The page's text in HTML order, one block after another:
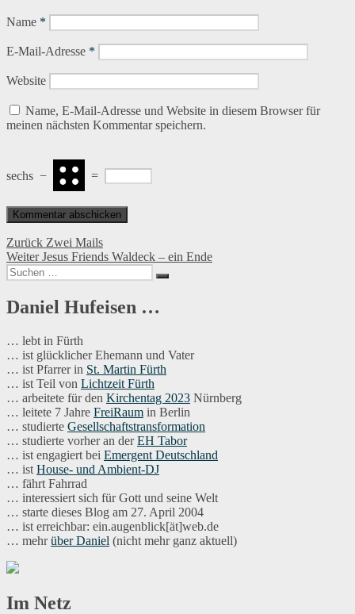
Name *
E-Mail-Adresse *
Website
Name, E-Mail-Adresse und Website in diesem Browser für
meinen nächsten Kommentar speichern.
sechs − =
Beitragsnavigation
Zurück Vorheriger
Beitrag:
Zwei Mails
Weiter Nächster
Beitrag:
Jesus Friends Waldeck – ein Ende
Suchen
nach:
Suchen
Daniel Hufeisen …
… lebt in Fürth
… ist glücklicher Ehemann und Vater
… ist Pfarrer in St. Martin Fürth
… ist Teil von Lichtzeit Fürth
… arbeitete für den Kirchentag 2023 Nürnberg
… leitete 7 Jahre FreiRaum in Berlin
… studierte Gesellschaftstransformation
… studierte vorher an derEH Tabor
… ist engagiert bei Emergent Deutschland
… ist House- und Ambient-DJ
… fährt Fahrrad
… interessiert sich für Gott und seine Welt
… starte dieses Blog am 27. April 2004
… ist erreichbar: ein.augenblick[ät]web.de
… mehrüber Daniel (nicht mehr ganz aktuell)
Im Netz